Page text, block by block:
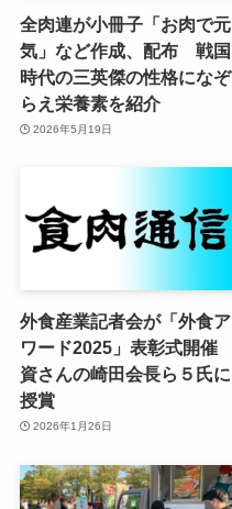
全肉連が小冊子「お肉で元
気」など作成、配布 戦国
時代の三英傑の性格になぞ
らえ栄養素を紹介
2026年5月19日
外食産業記者会が「外食ア
ワード2025」表彰式開催
資さんの崎田会長ら５氏に
授賞
2026年1月26日